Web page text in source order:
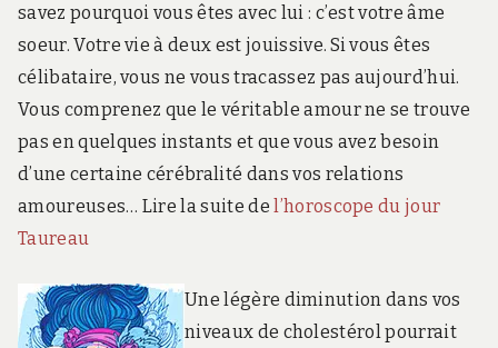
savez pourquoi vous êtes avec lui : c’est votre âme
soeur. Votre vie à deux est jouissive. Si vous êtes
célibataire, vous ne vous tracassez pas aujourd’hui.
Vous comprenez que le véritable amour ne se trouve
pas en quelques instants et que vous avez besoin
d’une certaine cérébralité dans vos relations
amoureuses… Lire la suite del’horoscope du jour
Taureau
Une légère diminution dans vos
niveaux de cholestérol pourrait